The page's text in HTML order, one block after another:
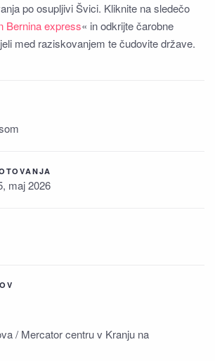
po osupljivi Švici. Kliknite na sledečo
Bernina express« in odkrijte čarobne
med raziskovanjem te čudovite države.
maj 2026
/ Mercator centru v Kranju na